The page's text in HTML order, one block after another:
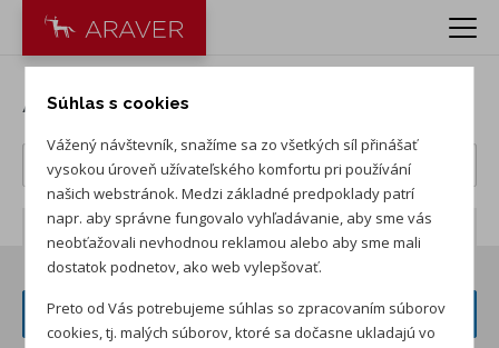
Autá ŠKODA
Počet záznamov: 232
FILTER VOZIDIEL
Súhlas s cookies
Vážený návštevník, snažíme sa zo všetkých síl přinášať
vysokou úroveň užívateľského komfortu pri používání
našich webstránok. Medzi základné predpoklady patrí
napr. aby správne fungovalo vyhľadávanie, aby sme vás
neobťažovali nevhodnou reklamou alebo aby sme mali
dostatok podnetov, ako web vylepšovať.
Preto od Vás potrebujeme súhlas so zpracovaním súborov
cookies, tj. malých súborov, ktoré sa dočasne ukladajú vo